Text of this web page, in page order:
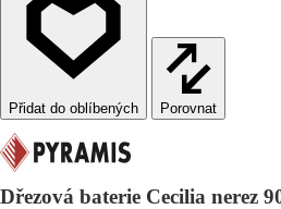
Porovnat
Dřezová baterie Cecilia nerez